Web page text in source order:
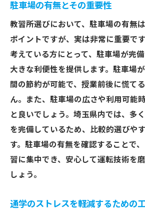
予約のしやすさを口コミで
埼玉県であなたに合った教習所
の基本ガイド
自分の学習スタイルに合
ライフスタイルに合わせた
理想の教習所を探すための
カスタマイズ可能な学習プ
自分の目標に合わせた教習
駐車場の有無とその重要性
教習所選びにおいて、駐車場の有無
ポイントですが、実は非常に重要で
考えている方にとって、駐車場が完
大きな利便性を提供します。駐車場
間の節約が可能で、授業前後に慌て
ん。また、駐車場の広さや利用可能
と良いでしょう。埼玉県内では、多
を完備しているため、比較的選びや
す。駐車場の有無を確認することで
習に集中でき、安心して運転技術を
しょう。
通学のストレスを軽減するための